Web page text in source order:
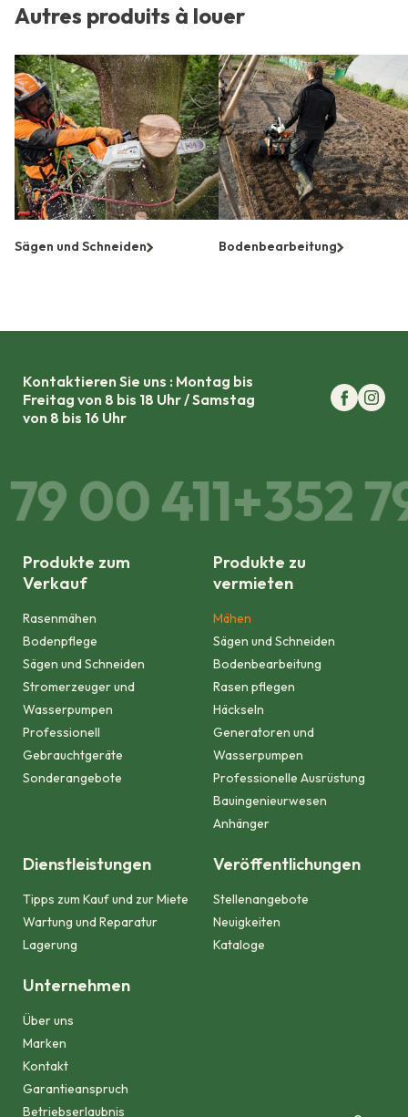
Autres produits à louer
Sägen und Schneiden Bodenbearbeitung
Kontaktieren Sie uns : Montag bis
Freitag von 8 bis 18 Uhr / Samstag
von 8 bis 16 Uhr
00 411+352
Produkte zum
Verkauf
Rasenmähen
Bodenpflege
Sägen und Schneiden
Stromerzeuger und
Wasserpumpen
Professionell
Gebrauchtgeräte
Sonderangebote
Produkte zu
vermieten
Mähen
Sägen und Schneiden
Bodenbearbeitung
Rasen pflegen
Häckseln
Generatoren und
Wasserpumpen
Professionelle Ausrüstung
Bauingenieurwesen
Anhänger
Dienstleistungen
Tipps zum Kauf und zur Miete
Wartung und Reparatur
Lagerung
Veröffentlichungen
Stellenangebote
Neuigkeiten
Kataloge
Unternehmen
Über uns
Marken
Kontakt
Garantieanspruch
Betriebserlaubnis